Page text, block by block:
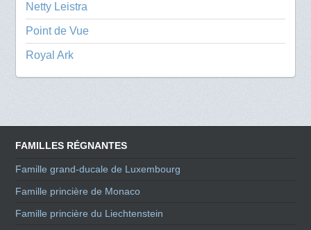
Netty Leistra
Point de Vue
Royal Ark
FAMILLES RÉGNANTES
Famille grand-ducale de Luxembourg
Famille princière de Monaco
Famille princière du Liechtenstein